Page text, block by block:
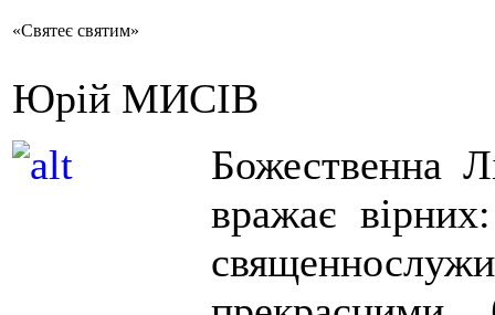
«Святеє святим»
Юрій МИСІВ
Божественна
вражає